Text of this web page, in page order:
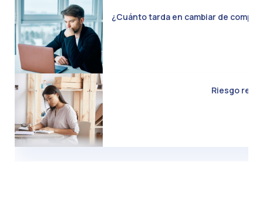
¿Cuánto tarda en cambiar de
Riesgo real